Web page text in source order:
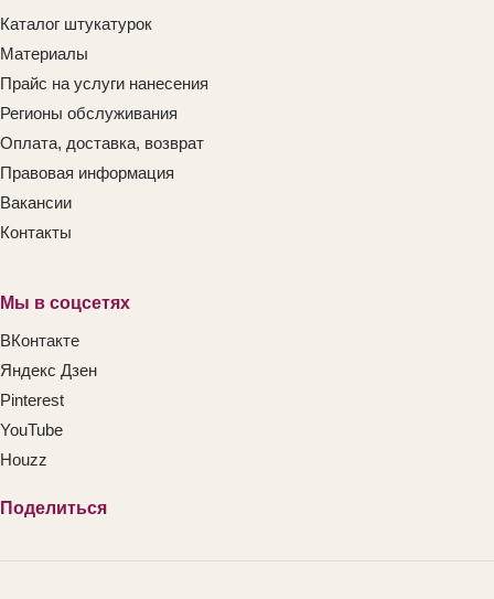
Каталог штукатурок
Материалы
Прайс на услуги нанесения
Регионы обслуживания
Оплата, доставка, возврат
Правовая информация
Вакансии
Контакты
Мы в соцсетях
ВКонтакте
Яндекс Дзен
Pinterest
YouTube
Houzz
Поделиться